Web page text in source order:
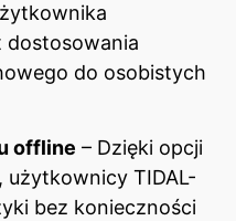
dostosowania
do osobistych
offline – Dzięki opcji
TIDAL-
bez konieczności